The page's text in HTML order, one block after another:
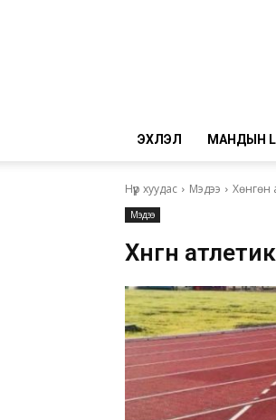
ЭХЛЭЛ МАНДЫН
Нүүр хуудас Мэдээ Хөнгөн
Мэдээ
Хөнгөн